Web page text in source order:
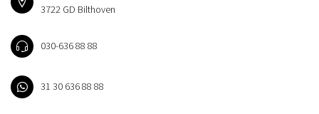
3722 GD Bilthoven
030-636 88 88
31 30 636 88 88